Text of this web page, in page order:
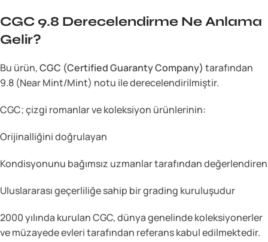
CGC 9.8 Derecelendirme Ne Anlama
Gelir?
Bu ürün,CGC (Certified Guaranty Company) tarafından
9.8 (Near Mint/Mint) notu ile derecelendirilmiştir.
CGC; çizgi romanlar ve koleksiyon ürünlerinin:
Orijinalliğini doğrulayan
Kondisyonunu bağımsız uzmanlar tarafından değerlendiren
Uluslararası geçerliliğe sahip bir grading kuruluşudur
2000 yılında kurulan CGC, dünya genelinde koleksiyonerler
ve müzayede evleri tarafından referans kabul edilmektedir.